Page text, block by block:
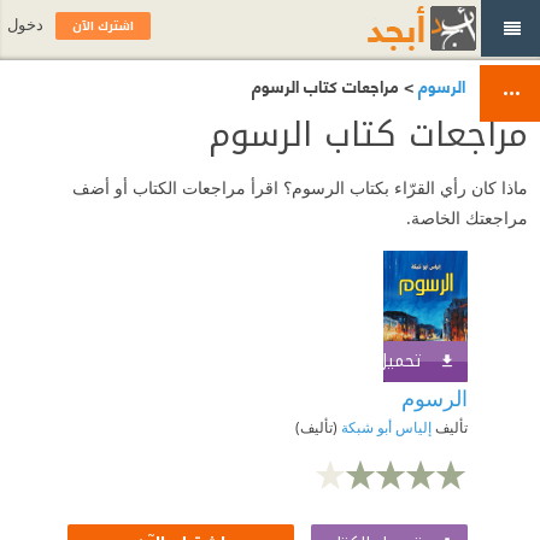
الرسوم> مراجعات كتاب الرسوم
مراجعات كتاب الرسوم
ماذا كان رأي القرّاء بكتاب الرسوم؟ اقرأ مراجعات الكتاب أو أضف
مراجعتك الخاصة.
تحميل الكتاب
الرسوم
تأليفإلياس أبو شبكة (تأليف)
اشترك الآن دخول